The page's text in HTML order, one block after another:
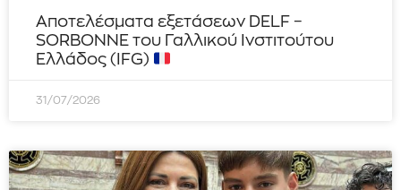
Αποτελέσματα εξετάσεων DELF –
SORBONNE του Γαλλικού Ινστιτούτου
Ελλάδος (IFG)
31/07/2026